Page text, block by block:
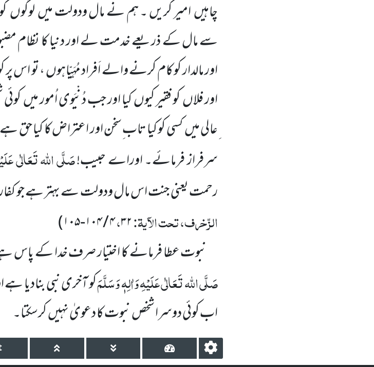
چاہیںامیر کریں ۔ ہم نے مال ودولت میںلوگوں
سے مال کے ذریعے خدمت لے اور دنیا کا نظام
اور مالدار کو کام کرنے والے اَفراد مُہَیّاہوں ، تو
اور فلاںکو فقیر کیوںکیا اور جب دُنْیَوی اُمور میں
ِعالی میںکسی کو کیا تاب ِسخن اور اعتراض کا کیا
سرفراز فرمائے۔ اوراے حبیب!صَلَّی اللہ تَعَالٰی
رحمت یعنی جنت اسمال ودولت سے بہتر ہے جو کفار
الزّخرف، تحت الآیۃ:۳۲،۴/۱۰۴-۱۰۵)
نبوت عطا فرمانے کا اختیار صرف خدا کے پاس
صَلَّی اللہ تَعَالٰی عَلَیْہِ وَاٰلِہٖ وَسَلَّمَکو آخری نبی بنادیا ہے
اب کوئی دوسرا شخص نبوت کا دعویٰ نہیںکرسکتا۔